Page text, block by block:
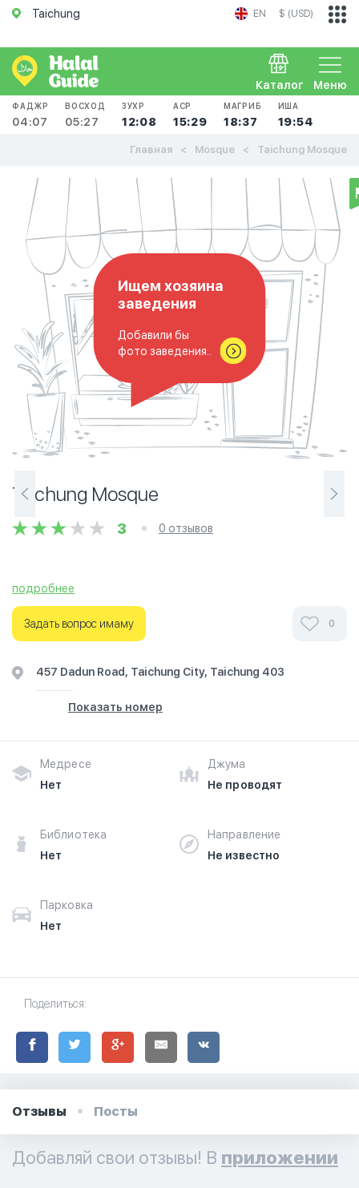
Taichung EN $ (USD)
Меню
Каталог
ФАДЖР
04:07
ВОСХОД
05:27
ЗУХР
12:08
АСР
15:29
МАГРИБ
18:37
ИША
19:54
Главная Mosque Taichung Mosque
Ищем хозяина
заведения
Добавили бы
фото заведения..
Taichung Mosque
3 0 отзывов
подробнее
Задать вопрос имаму 0
457 Dadun Road, Taichung City, Taichung 403
Показать номер
Медресе
Нет
Джума
Не проводят
Библиотека
Нет
Направление
Не известно
Парковка
Нет
Поделиться:
Отзывы Посты
Добавляй свои отзывы! В приложении